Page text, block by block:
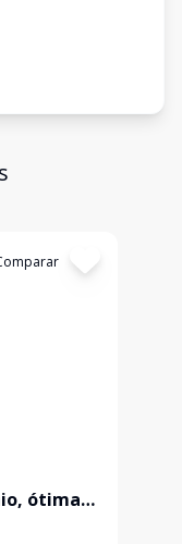
ótima